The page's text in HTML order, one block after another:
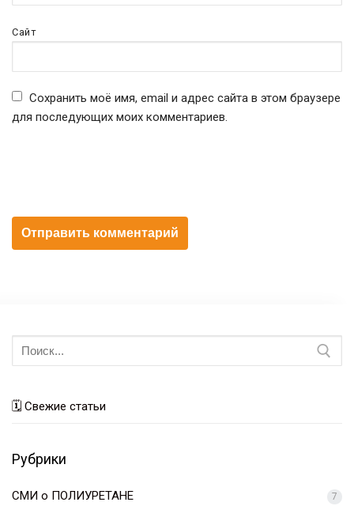
Сайт
Сохранить моё имя, email и адрес сайта в этом браузере
для последующих моих комментариев.
Искать:
🗓 Свежие статьи
Рубрики
СМИ о ПОЛИУРЕТАНЕ 7